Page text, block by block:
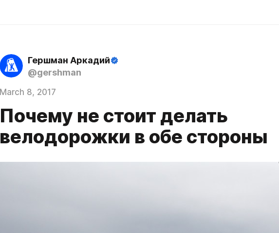
Гершман Аркадий
@gershman
March 8, 2017
Почему не стоит делать
велодорожки в обе стороны